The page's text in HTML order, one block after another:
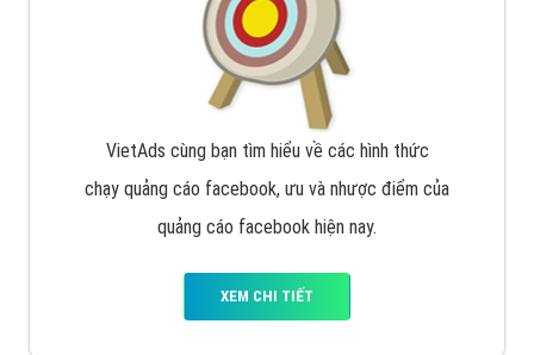
VietAds cùng bạn tìm hiểu về các hình thức
chạy quảng cáo facebook, ưu và nhược điểm của
quảng cáo facebook hiện nay.
XEM CHI TIẾT